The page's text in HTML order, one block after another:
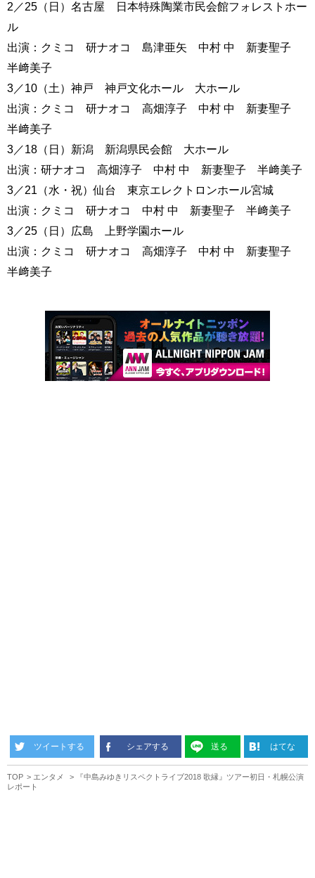
2／25（日）名古屋 日本特殊陶業市民会館フォレストホー
ル
出演：クミコ 研ナオコ 島津亜矢 中村 中 新妻聖子
半﨑美子
3／10（土）神戸 神戸文化ホール 大ホール
出演：クミコ 研ナオコ 高畑淳子 中村 中 新妻聖子
半﨑美子
3／18（日）新潟 新潟県民会館 大ホール
出演：研ナオコ 高畑淳子 中村 中 新妻聖子 半﨑美子
3／21（水・祝）仙台 東京エレクトロンホール宮城
出演：クミコ 研ナオコ 中村 中 新妻聖子 半﨑美子
3／25（日）広島 上野学園ホール
出演：クミコ 研ナオコ 高畑淳子 中村 中 新妻聖子
半﨑美子
ツイートする シェアする 送る はてな
TOP エンタメ
『中島みゆきリスペクトライブ2018 歌縁』ツアー初日・札幌公演
レポート